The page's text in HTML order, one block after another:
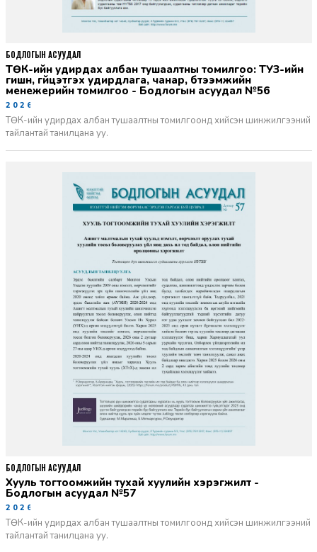
ТӨК-ийн удирдах албан тушаалтны томилгоо: ТУЗ-ийн
гишүүн, гүйцэтгэх удирдлага, чанар, бүтээмжийн
менежерийн томилгоо - Бодлогын асуудал №56
2026-06-02
ТӨК-ийн удирдах албан тушаалтны томилгоонд хийсэн шинжилгээний
тайлантай танилцана уу.
БОДЛОГЫН АСУУДАЛ
Хууль тогтоомжийн тухай хуулийн хэрэгжилт -
Бодлогын асуудал №57
2026-06-02
ТӨК-ийн удирдах албан тушаалтны томилгоонд хийсэн шинжилгээний
тайлантай танилцана уу.
БОДЛОГЫН АСУУДАЛ